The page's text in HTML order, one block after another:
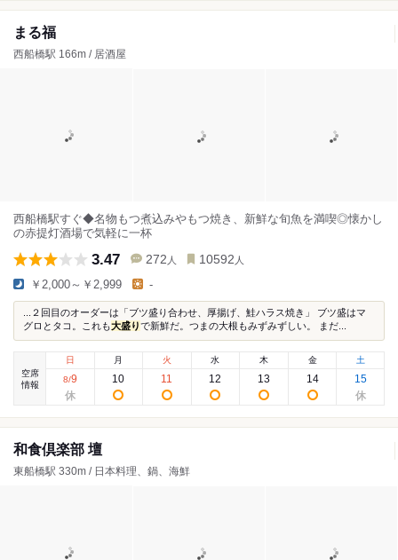
まる福
西船橋駅 166m / 居酒屋
西船橋駅すぐ◆名物もつ煮込みやもつ焼き、新鮮な旬魚を満喫◎懐かし
の赤提灯酒場で気軽に一杯
3.47 272 人 10592 人
￥2,000～￥2,999 -
...２回目のオーダーは「ブツ盛り合わせ、厚揚げ、鮭ハラス焼き」 ブツ盛はマ
グロとタコ。これも大盛りで新鮮だ。つまの大根もみずみずしい。 まだ...
空席
情報
日
8/9
月
10
火
11
水
12
木
13
金
14
土
15
和食倶楽部 壇
東船橋駅 330m / 日本料理、鍋、海鮮